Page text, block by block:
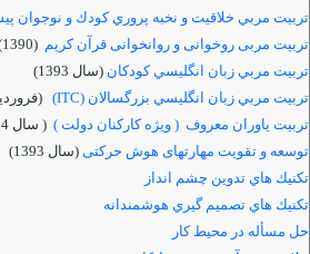
تربيت مربي خلاقيت و نخبه پروري كودك و نوجوان
تربیت مربی روخوانی و روانخوانی قرآن کریم (1390)
تربيت مربي زبان انگليسي كودكان (سال 1393)
تربيت مربي زبان انگليسي بزرگسالان (ITC)
(فروردين
تربیت یاوران معروف ( ویژه کارکنان دولت ) ( سال 1394)
توسعه و تقویت مهارتهای هوش حرکتی (سال 1393)
تكنيك هاي تدوين چشم انداز
تكنيك هاي تصميم گيري هوشمندانه
حل مسأله در محيط كار